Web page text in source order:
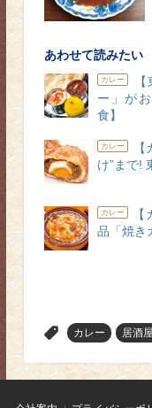
あわせて読みたい
カレー
ー」が
食】
カレー
け”まで!
カレー
品「焼き
カレー 居酒屋